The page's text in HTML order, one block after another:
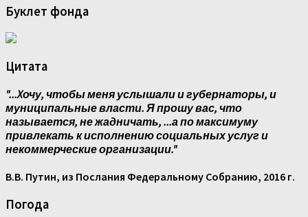
Буклет фонда
Цитата
"...Xочу, чтобы меня услышали и губернаторы, и
муниципальные власти. Я прошу вас, что
называется, не жадничать, ...а по максимуму
привлекать к исполнению социальных услуг и
некоммерческие организации."
В.В. Путин, из Послания Федеральному Собранию, 2016 г.
Погода